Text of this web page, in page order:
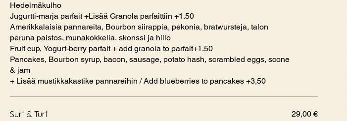
Hedelmäkulho
Jugurtti-marja parfait +Lisää Granola parfaittiin +1.50
Amerikkalaisia pannareita, Bourbon siirappia, pekonia, bratwursteja, talon
peruna paistos, munakokkelia, skonssi ja hillo
Fruit cup, Yogurt-berry parfait + add granola to parfait+1.50
Pancakes, Bourbon syrup, bacon, sausage, potato hash, scrambled eggs, scone
& jam
+ Lisää mustikkakastike pannareihin / Add blueberries to pancakes +3,50
Surf & Turf 29,00 €